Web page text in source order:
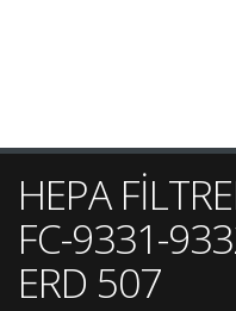
HEPA
FC-9331-
ERD 507